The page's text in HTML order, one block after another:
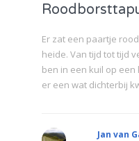
Er zat een paartje
heide. Van tijd tot tijd
ben in een kuil op
er een wat dichterbij
Jan van